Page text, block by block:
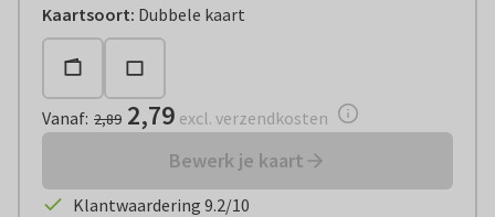
Kaartsoort: Dubbele kaart
Vanaf:€ 2,79 excl. verzendkosten
Vanaf: 2,89 2,79 excl. verzendkosten
Bewerk je kaart
Klantwaardering 9.2/10